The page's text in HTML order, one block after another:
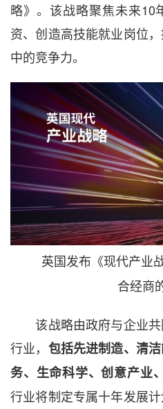
略》。该战略聚焦未来10
资、创造高技能就业岗位
中的竞争力。
英国发布《现代产业战
合经商
该战略由政府与企业共
行业， 包括先进制造、清
务、生命科学、创意产业
行业将制定专属十年发展